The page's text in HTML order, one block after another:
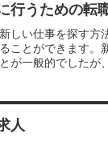
行うための転
しい仕事を探す方
ことができます。
が一般的でしたが
人